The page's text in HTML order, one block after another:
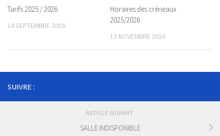
Tarifs 2025 / 2026
14 SEPTEMBRE 2016
Horaires des créneaux
2025/2026
13 NOVEMBRE 2016
SUIVRE :
ARTICLE SUIVANT
SALLE INDISPONIBLE